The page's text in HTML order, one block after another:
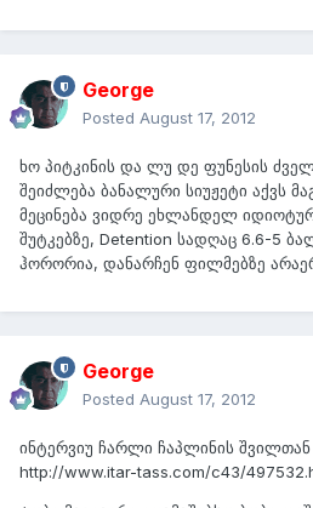
George
Posted August 17, 2012
ხო პიტკინის და ლუ დე ფუნესის
შეიძლება ბანალური სიუჟეტი აქვს
მეცინება ვიდრე ეხლანდელ
შუტკებზე, Detention სადღაც 6.6-5
ჰორორია, დანარჩენ ფილმებზე
George
Posted August 17, 2012
ინტერვიუ ჩარლი ჩაპლინის
http://www.itar-tass.com/c43/